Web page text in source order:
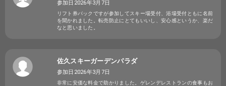
参加日2026年3月7日
リフト券パックですが参加してスキー場受付、浴場受付ともに名前
を聞かれました。転売防止にとてもいいし、安心感というか、楽だ
なと思いました。
佐久スキーガーデンパラダ
参加日2026年3月7日
非常に安価な料金で助かりました。ゲレンデレストランの食事もお